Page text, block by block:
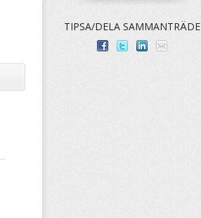
TIPSA/DELA SAMMANTRÄDE